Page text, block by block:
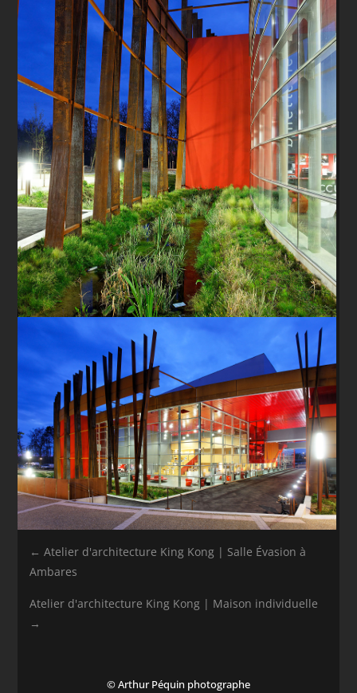
←Atelier d'architecture King Kong | Salle Évasion à
Ambares
Atelier d'architecture King Kong | Maison individuelle
→
© Arthur Péquin photographe